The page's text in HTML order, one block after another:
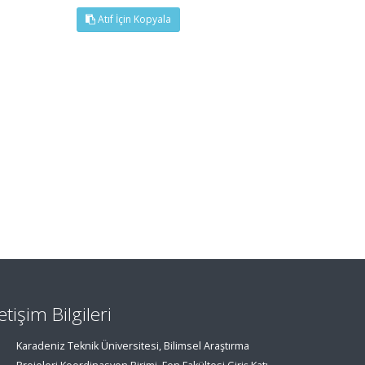
Atıf İçin Kopyala
Bilgileri
Karadeniz Teknik Üniversitesi, Bilimsel Araştırma